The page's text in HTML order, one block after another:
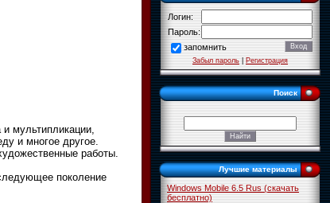
мультипликации,
и многое другое.
работы.
поколение
Логин:
Пароль:
запомнить
Забыл пароль|Регистрация
Поиск
Лучшие материалы
Windows Mobile 6.5 Rus (скачать
бесплатно)